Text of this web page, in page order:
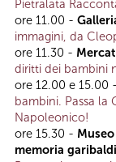
Pietralata
ore 11.00 -
immagini, da
ore 11.30 -
diritti dei bambini
ore 12.00 e 15.00 -
bambini. Passa la
Napoleonico!
ore 15.30 -
memoria